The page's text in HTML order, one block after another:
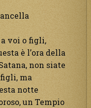
voi o figli,
è l’ora della
non siate
ma
notte
un Tempio